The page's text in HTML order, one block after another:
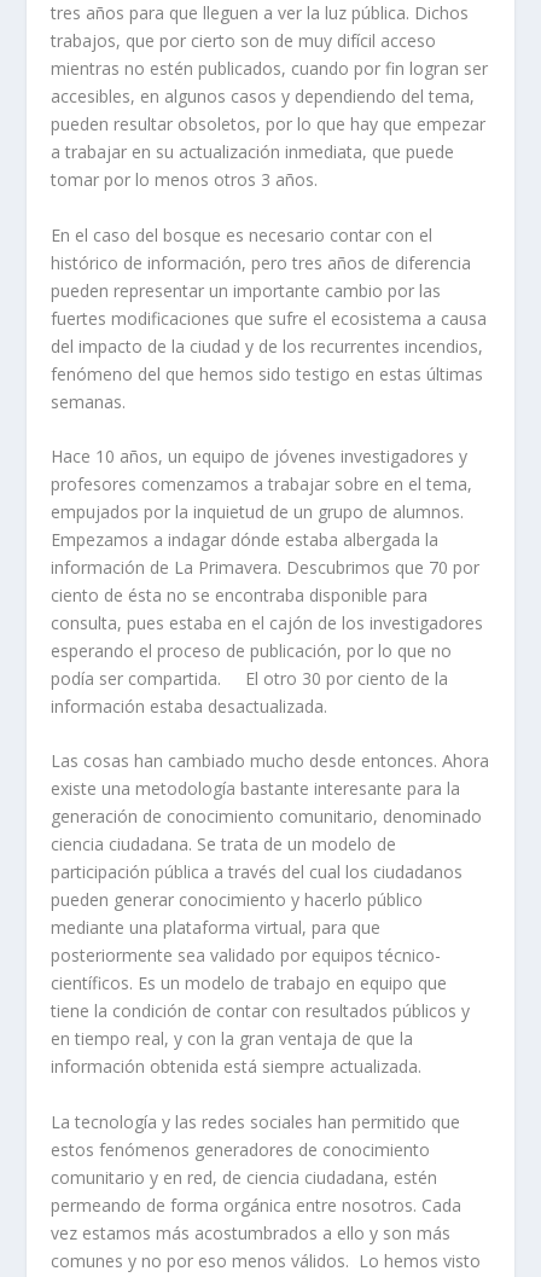
tres años para que lleguen a ver la luz pública. Dichos
trabajos, que por cierto son de muy difícil acceso
mientras no estén publicados, cuando por fin logran ser
accesibles, en algunos casos y dependiendo del tema,
pueden resultar obsoletos, por lo que hay que empezar
a trabajar en su actualización inmediata, que puede
tomar por lo menos otros 3 años.
En el caso del bosque es necesario contar con el
histórico de información, pero tres años de diferencia
pueden representar un importante cambio por las
fuertes modificaciones que sufre el ecosistema a causa
del impacto de la ciudad y de los recurrentes incendios,
fenómeno del que hemos sido testigo en estas últimas
semanas.
Hace 10 años, un equipo de jóvenes investigadores y
profesores comenzamos a trabajar sobre en el tema,
empujados por la inquietud de un grupo de alumnos.
Empezamos a indagar dónde estaba albergada la
información de La Primavera. Descubrimos que 70 por
ciento de ésta no se encontraba disponible para
consulta, pues estaba en el cajón de los investigadores
esperando el proceso de publicación, por lo que no
podía ser compartida. El otro 30 por ciento de la
información estaba desactualizada.
Las cosas han cambiado mucho desde entonces. Ahora
existe una metodología bastante interesante para la
generación de conocimiento comunitario, denominado
ciencia ciudadana. Se trata de un modelo de
participación pública a través del cual los ciudadanos
pueden generar conocimiento y hacerlo público
mediante una plataforma virtual, para que
posteriormente sea validado por equipos técnico-
científicos. Es un modelo de trabajo en equipo que
tiene la condición de contar con resultados públicos y
en tiempo real, y con la gran ventaja de que la
información obtenida está siempre actualizada.
La tecnología y las redes sociales han permitido que
estos fenómenos generadores de conocimiento
comunitario y en red, de ciencia ciudadana, estén
permeando de forma orgánica entre nosotros. Cada
vez estamos más acostumbrados a ello y son más
comunes y no por eso menos válidos. Lo hemos visto